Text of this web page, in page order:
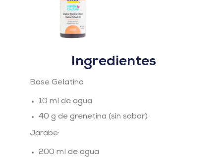
Ingredientes
Base Gelatina
10 ml de agua
40 g de grenetina (sin sabor)
Jarabe:
200 ml de agua